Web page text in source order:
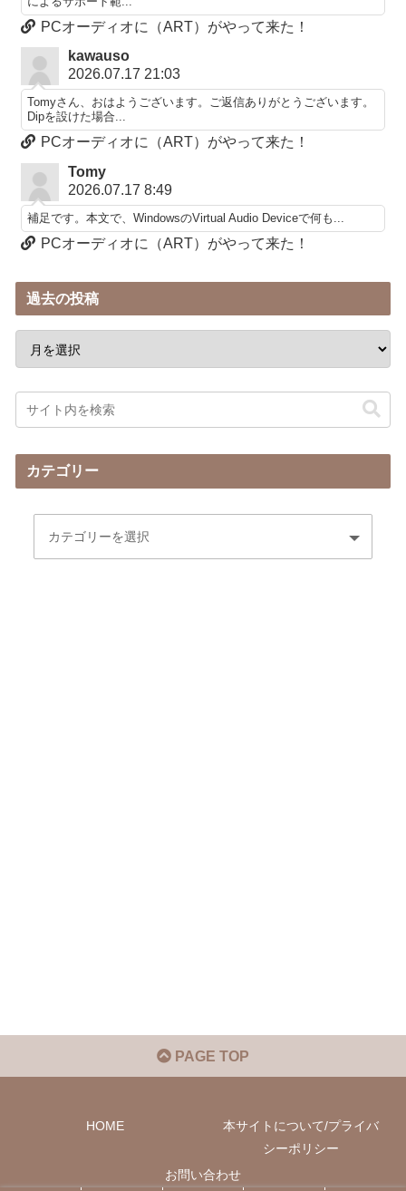
PCオーディオに（ART）がやって来た！
kawauso
2026.07.17 21:03
Tomyさん、おはようございます。ご返信ありがとうございます。
Dipを設けた場合...
PCオーディオに（ART）がやって来た！
Tomy
2026.07.17 8:49
補足です。本文で、WindowsのVirtual Audio Deviceで何も...
PCオーディオに（ART）がやって来た！
過去の投稿
カテゴリー
PAGE TOP
HOME
本サイトについて/プライバ
シーポリシー
お問い合わせ